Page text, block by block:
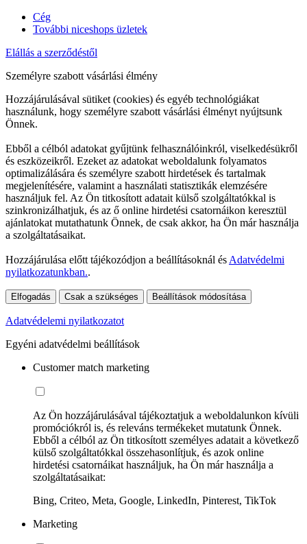
Cég
További niceshops üzletek
Elállás a szerződéstől
Személyre szabott vásárlási élmény
Hozzájárulásával sütiket (cookies) és egyéb technológiákat
használunk, hogy személyre szabott vásárlási élményt nyújtsunk
Önnek.
Ebből a célból adatokat gyűjtünk felhasználóinkról, viselkedésükről
és eszközeikről. Ezeket az adatokat weboldalunk folyamatos
optimalizálására és személyre szabott hirdetések és tartalmak
megjelenítésére, valamint a használati statisztikák elemzésére
használjuk fel. Az Ön titkosított adatait külső szolgáltatókkal is
szinkronizálhatjuk, és az ő online hirdetési csatornáikon keresztül
ajánlatokat mutathatunk Önnek, de csak akkor, ha Ön már használja
a szolgáltatásaikat.
Hozzájárulása előtt tájékozódjon a beállításoknál és Adatvédelmi
nyilatkozatunkban..
Elfogadás Csak a szükséges Beállítások módosítása
Adatvédelemi nyilatkozatot
Egyéni adatvédelmi beállítások
Customer match marketing
Az Ön hozzájárulásával tájékoztatjuk a weboldalunkon kívüli
promóciókról is, és releváns termékeket mutatunk Önnek.
Ebből a célból az Ön titkosított személyes adatait a következő
külső szolgáltatókkal összehasonlítjuk, és azok online
hirdetési csatornáikat használjuk, ha Ön már használja a
szolgáltatásaikat:
Bing, Criteo, Meta, Google, LinkedIn, Pinterest, TikTok
Marketing